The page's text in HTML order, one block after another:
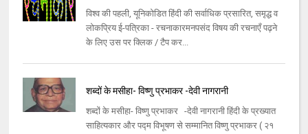
विश्व की पहली, यूनिकोडित हिंदी की सर्वाधिक प्रसारित, समृद्ध व
लोकप्रिय ई-पत्रिका - रचनाकारमनपसंद विषय की रचनाएँ पढ़ने
के लिए उस पर क्लिक / टैप कर...
शब्दों के मसीहा- विष्णु प्रभाकर -देवी नागरानी
शब्दों के मसीहा- विष्णु प्रभाकर -देवी नागरानी हिंदी के प्रख्यात
साहित्यकार और पद्म विभूषण से सम्मानित विष्णु प्रभाकर ( २१